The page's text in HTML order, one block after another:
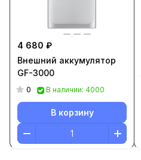
4 680 ₽
Внешний аккумулятор
GF-3000
0 В наличии: 4000
В корзину